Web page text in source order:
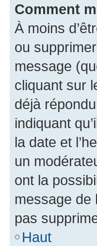
Comment
À moins
ou
message
cliquant sur
déjà
indiquant
la date et
un
ont la
message de
pas
Haut